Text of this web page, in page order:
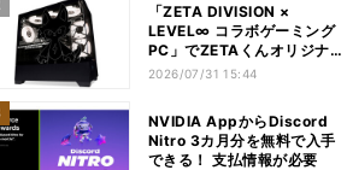
「ZETA DIVISION ×
LEVEL∞ コラボゲーミング
PC」でZETAくんオリジナル
デザインモデルを100台限定
2026/07/31 15:44
NVIDIA AppからDiscord
Nitro 3カ月分を無料で入手
できる！ 支払情報が必要